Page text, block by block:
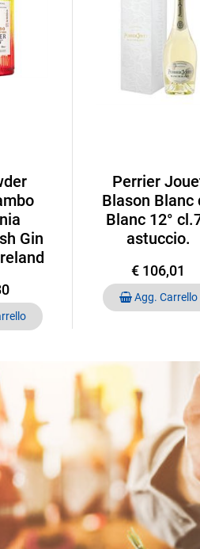
Gin
Perrier
Blason Blanc
Blanc 12°
astuccio.
€ 106,01
Quantità
Agg. Carrello